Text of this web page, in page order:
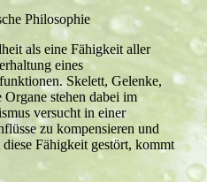
Philosophie
als eine Fähigkeit aller
eines
Skelett, Gelenke,
stehen dabei im
versucht in einer
zu kompensieren und
Fähigkeit gestört, kommt